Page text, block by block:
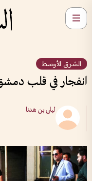
الشرق الأوسط
انفجار في قلب
ليلى بن هدنا